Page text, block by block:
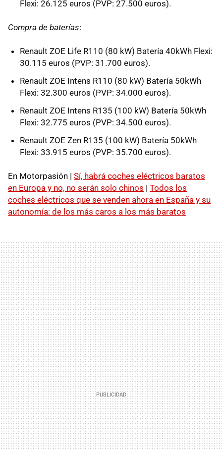
Flexi: 26.125 euros (PVP: 27.500 euros).
Compra de baterías:
Renault ZOE Life R110 (80 kW) Batería 40kWh Flexi:
30.115 euros (PVP: 31.700 euros).
Renault ZOE Intens R110 (80 kW) Batería 50kWh
Flexi: 32.300 euros (PVP: 34.000 euros).
Renault ZOE Intens R135 (100 kW) Batería 50kWh
Flexi: 32.775 euros (PVP: 34.500 euros).
Renault ZOE Zen R135 (100 kW) Batería 50kWh
Flexi: 33.915 euros (PVP: 35.700 euros).
En Motorpasión | Sí, habrá coches eléctricos baratos
en Europa y no, no serán solo chinos | Todos los
coches eléctricos que se venden ahora en España y su
autonomía: de los más caros a los más baratos